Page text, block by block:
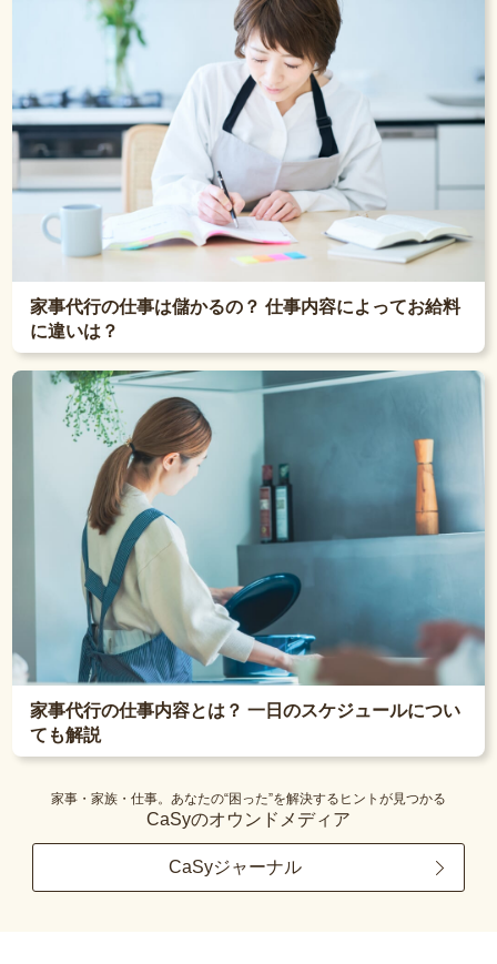
家事代行の仕事は儲かるの？ 仕事内容によってお給料
に違いは？
家事代行の仕事内容とは？ 一日のスケジュールについ
ても解説
家事・家族・仕事。あなたの“困った”を解決するヒントが見つかる
CaSyのオウンドメディア
CaSyジャーナル